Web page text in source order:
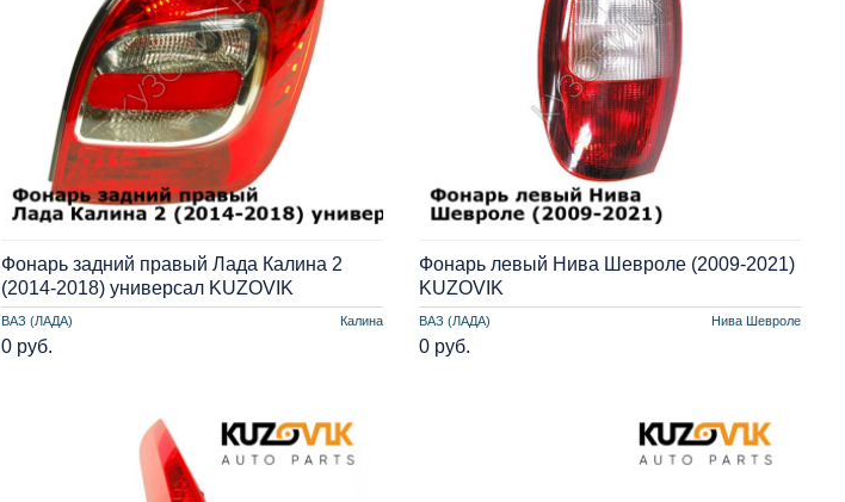
ВАЗ (ЛАДА) Калина
Фонарь задний правый Лада Калина 2
(2014-2018) универсал KUZOVIK
0 руб.
ВАЗ (ЛАДА) Нива Шевроле
Фонарь левый Нива Шевроле (2009-2021)
KUZOVIK
0 руб.